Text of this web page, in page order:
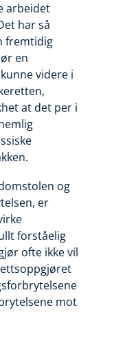
arbeidet
har så
fremtidig
en
videre i
at det per i
og
er
forståelig
ofte ikke vil
mot